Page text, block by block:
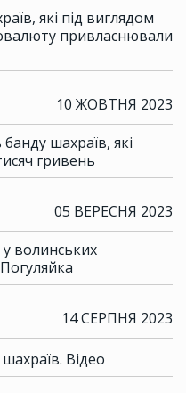
які під виглядом
привласнювали
10 ЖОВТНЯ 2023
шахраїв, які
гривень
05 ВЕРЕСНЯ 2023
волинських
14 СЕРПНЯ 2023
Відео